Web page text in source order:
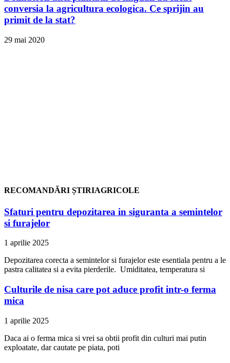
conversia la agricultura ecologica. Ce sprijin au
primit de la stat?
29 mai 2020
RECOMANDĂRI ȘTIRIAGRICOLE
Sfaturi pentru depozitarea in siguranta a semintelor
si furajelor
1 aprilie 2025
Depozitarea corecta a semintelor si furajelor este esentiala pentru a le
pastra calitatea si a evita pierderile. Umiditatea, temperatura si
Culturile de nisa care pot aduce profit intr-o ferma
mica
1 aprilie 2025
Daca ai o ferma mica si vrei sa obtii profit din culturi mai putin
exploatate, dar cautate pe piata, poti